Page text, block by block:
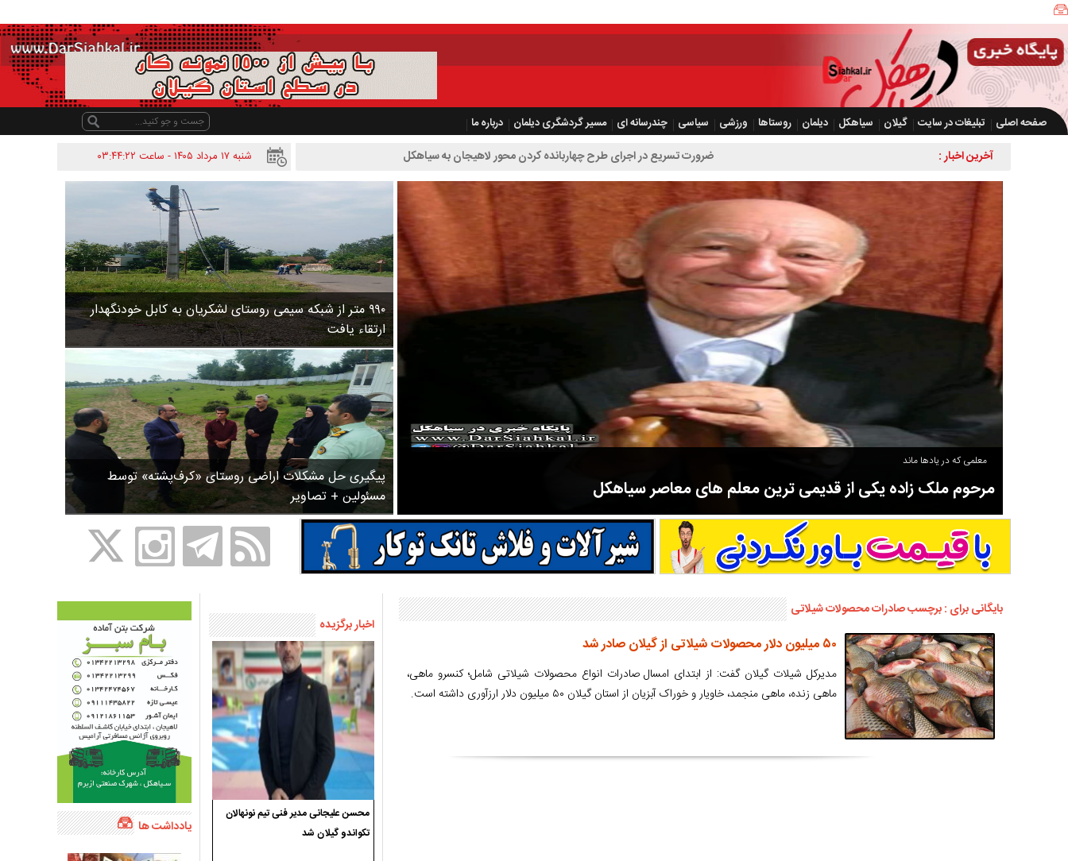
صفحه اصلی تبلیغات در سایت گیلان سیاهکل دیلمان روستاها ورزشی سیاسی چندرسانه ای مسیر گردشگری دیلمان
درباره ما
شنبه ۱۷ مرداد ۱۴۰۵ - ساعت
۰۳:۴۴:۲۲ آخرین اخبار : ضرورت تسریع در اجرای طرح چهاربانده کردن محور لاهیجان به سیاهکل
۹۹۰ متر از شبکه سیمی روستای لشکریان به کابل خودنگهدار
ارتقاء یافت
پیگیری حل مشکلات اراضی روستای «کرف‌پشته» توسط
مسئولین + تصاویر
معلمی که در یادها ماند
مرحوم ملک زاده یکی از قدیمی ترین معلم های معاصر سیاهکل
مرحوم ملک زاده از سال ۱۳۲۷ شروع به تدریس در مدارس سیاهکل کرد و در ۳۱ سال خدمت خود، علاوه بر تدریس در کلاس اول، معلم نهضت
سوادآموزی و عضو موسس مدرسه اورنگ سیاهکل نیز بود و در سال ۱۳۵۸ بازنشست شد.
بایگانی برای : برچسب صادرات محصولات شیلاتی
۵۰ میلیون دلار محصولات شیلاتی از گیلان صادر شد
مدیرکل شیلات گیلان گفت: از ابتدای امسال صادرات انواع محصولات شیلاتی شامل؛ کنسرو ماهی،
ماهی زنده، ماهی منجمد، خاویار و خوراک آبزیان از استان گیلان ۵۰ میلیون دلار ارزآوری داشته است.
اخبار برگزیده
محسن علیجانی مدیر فنی تیم نونهالان
تکواندو گیلان شد
یادداشت ها